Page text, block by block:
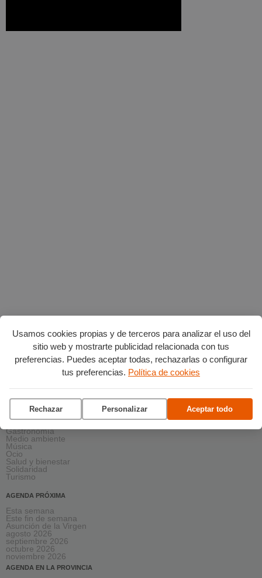
Usamos cookies propias y de terceros para analizar el uso del
sitio web y mostrarte publicidad relacionada con tus
preferencias. Puedes aceptar todas, rechazarlas o configurar
tus preferencias. Política de cookies
Rechazar Personalizar Aceptar todo
AGENDA POR CATEGORÍAS
Ciencia y tecnología
Deportes
Escena
Gastronomía
Medio ambiente
Música
Ocio
Salud y bienestar
Solidaridad
Turismo
AGENDA PRÓXIMA
Esta semana
Este fin de semana
Asunción de la Virgen
agosto 2026
septiembre 2026
octubre 2026
noviembre 2026
AGENDA EN LA PROVINCIA